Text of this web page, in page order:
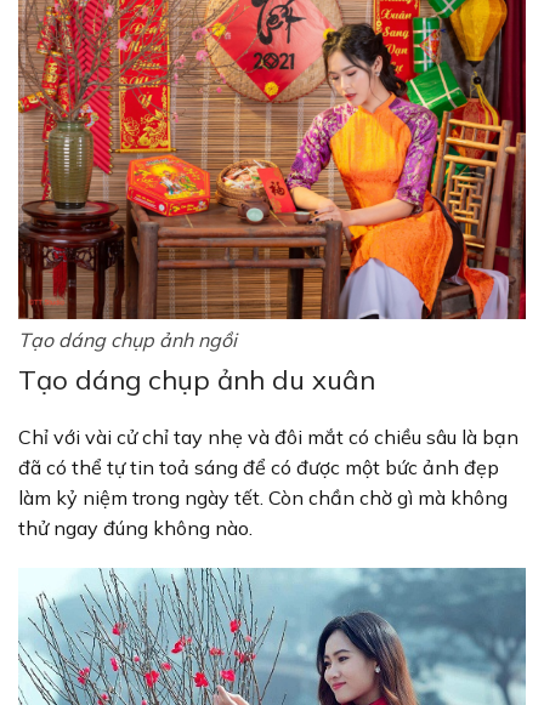
Tạo dáng chụp ảnh ngồi
Tạo dáng chụp ảnh du xuân
Chỉ với vài cử chỉ tay nhẹ và đôi mắt có chiều sâu là bạn
đã có thể tự tin toả sáng để có được một bức ảnh đẹp
làm kỷ niệm trong ngày tết. Còn chần chờ gì mà không
thử ngay đúng không nào.